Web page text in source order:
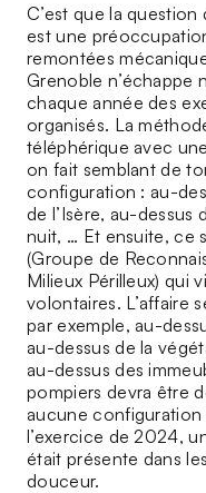
C’est que la question
est une
remontées
Grenoble n’échappe
chaque année des
organisés. La
téléphérique avec
on fait semblant de
configuration : au-
de l’Isère, au-dessus
nuit, … Et ensuite, ce
(Groupe de
Milieux Périlleux) qui
volontaires. L’affaire
par exemple, au-
au-dessus de la
au-dessus des
pompiers devra être
aucune configuration
l’exercice de 2024,
était présente dans
douceur.